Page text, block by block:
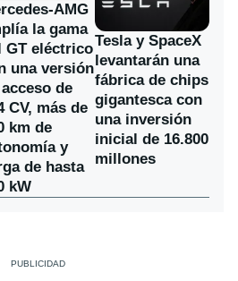
AMG
la gama
GT eléctrico
una versión
de
CV, más de
km de
y
de hasta
kW
Tesla y SpaceX
levantarán una
fábrica de chips
gigantesca con
una inversión
inicial de 16.800
millones